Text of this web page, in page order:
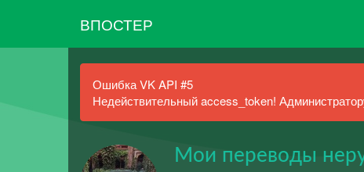
ВПОСТЕР
Ошибка VK API #5
Недействительный access_token!
Мои переводы